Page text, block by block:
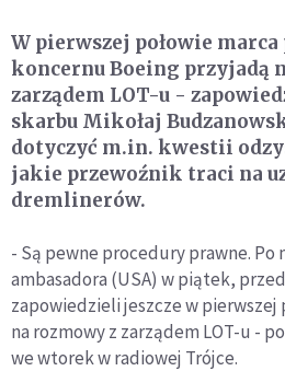
W pierwszej połowie
koncernu Boeing przyjadą
zarządem LOT-u -
skarbu Mikołaj
dotyczyć m.in. kwestii
jakie przewoźnik traci na
dremlinerów.
- Są pewne procedury prawne. Po
ambasadora (USA) w piątek,
zapowiedzieli jeszcze w pierwszej
na rozmowy z zarządem LOT-u -
we wtorek w radiowej Trójce.